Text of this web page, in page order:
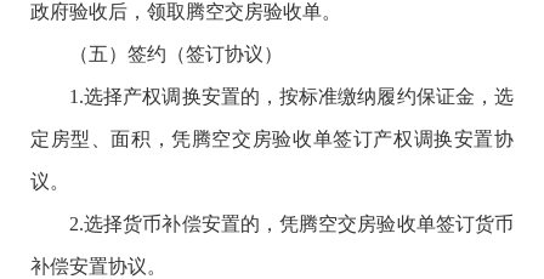
政府验收后，领取腾空交房验收单。
（五）签约（签订协议）
1.选择产权调换安置的，按标准缴纳履约保证金，选
定房型、面积，凭腾空交房验收单签订产权调换安置协
议。
2.选择货币补偿安置的，凭腾空交房验收单签订货币
补偿安置协议。